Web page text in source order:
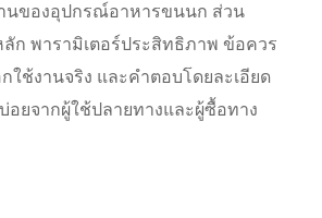
นของอุปกรณ์อาหารขนนก ส่วน
ก พารามิเตอร์ประสิทธิภาพ ข้อควร
ใช้งานจริง และคำตอบโดยละเอียด
ยจากผู้ใช้ปลายทางและผู้ซื้อทาง